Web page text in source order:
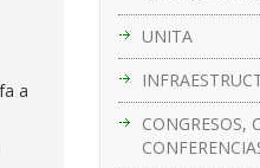
UNITA
CONGRESOS,
a